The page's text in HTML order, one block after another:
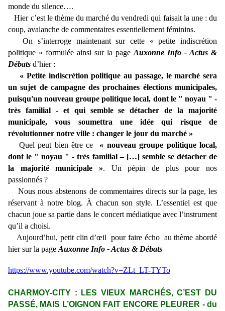
monde du silence….
Hier c’est le thème du marché du vendredi qui faisait la une : du
coup, avalanche de commentaires essentiellement féminins.
On s’interroge maintenant sur cette « petite indiscrétion
politique » formulée ainsi sur la page Auxonne Info - Actus &
Débats d’hier :
« Petite indiscrétion politique au passage, le marché sera
un sujet de campagne des prochaines élections municipales,
puisqu'un nouveau groupe politique local, dont le " noyau " -
très familial - et qui semble se détacher de la majorité
municipale, vous soumettra une idée qui risque de
révolutionner notre ville : changer le jour du marché »
Quel peut bien être ce « nouveau groupe politique local,
dont le " noyau " - très familial – […] semble se détacher de
la majorité municipale ». Un pépin de plus pour nos
passionnés ?
Nous nous abstenons de commentaires directs sur la page, les
réservant à notre blog. À chacun son style. L’essentiel est que
chacun joue sa partie dans le concert médiatique avec l’instrument
qu’il a choisi.
Aujourd’hui, petit clin d’œil pour faire écho au thème abordé
hier sur la page Auxonne Info - Actus & Débats
https://www.youtube.com/watch?v=ZLt_LT-TYTo
CHARMOY-CITY : LES VIEUX MARCHÉS, C’EST DU
PASSÉ, MAIS L’OIGNON FAIT ENCORE PLEURER - du